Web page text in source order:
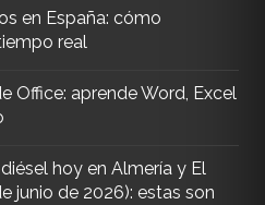
en España: cómo
real
Office: aprende Word, Excel
hoy en Almería y El
junio de 2026): estas son